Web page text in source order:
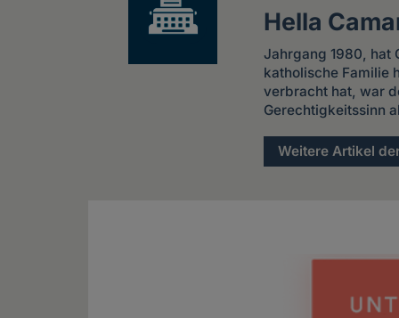
Hella
Jahrgang 1980, hat
katholische Familie
verbracht hat, war
Gerechtigkeitssinn
Weitere Artikel